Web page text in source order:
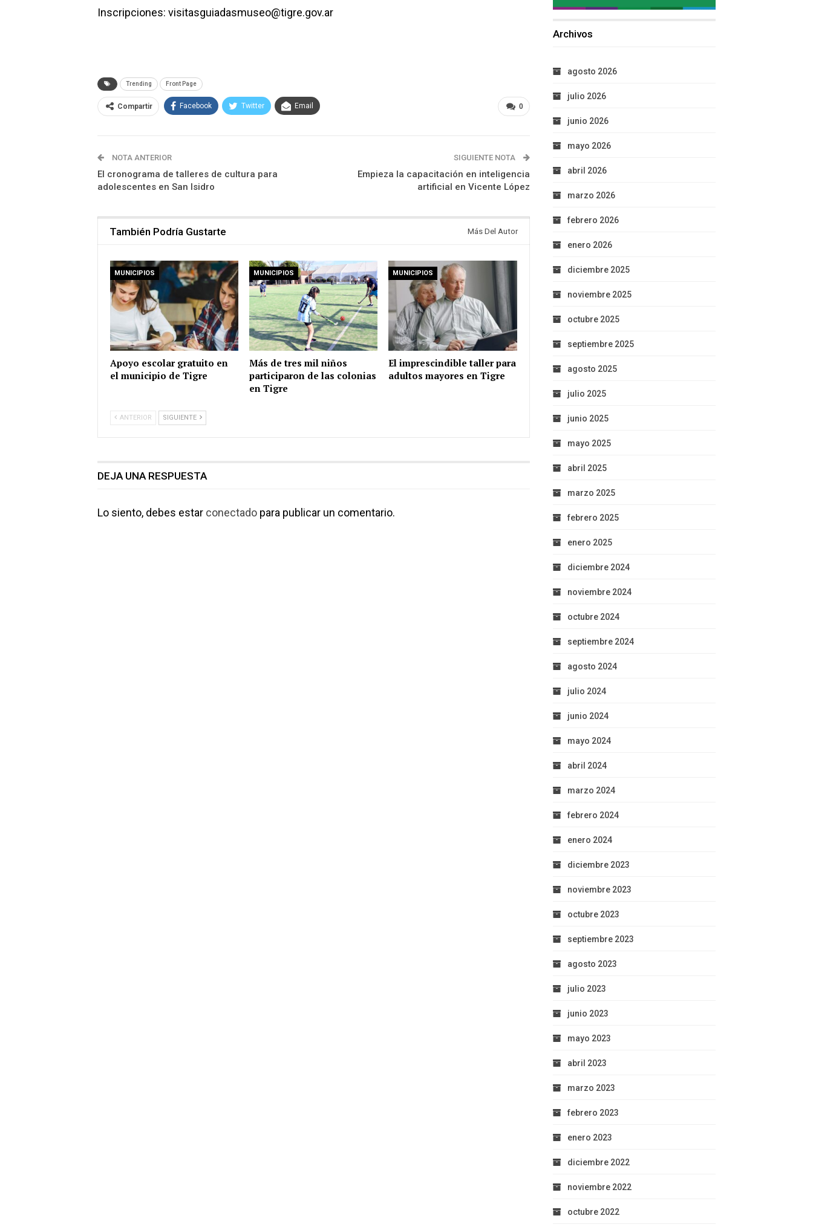
Inscripciones: visitasguiadasmuseo@tigre.gov.ar
Trending Front Page
0
Compartir Facebook Twitter Email
NOTA ANTERIOR
El cronograma de talleres de cultura para
adolescentes en San Isidro
SIGUIENTE NOTA
Empieza la capacitación en inteligencia
artificial en Vicente López
También Podría Gustarte Más Del Autor
MUNICIPIOS
Apoyo escolar gratuito en
el municipio de Tigre
MUNICIPIOS
Más de tres mil niños
participaron de las colonias
en Tigre
MUNICIPIOS
El imprescindible taller para
adultos mayores en Tigre
ANTERIOR SIGUIENTE
DEJA UNA RESPUESTA
Lo siento, debes estar conectado para publicar un comentario.
Archivos
agosto 2026
julio 2026
junio 2026
mayo 2026
abril 2026
marzo 2026
febrero 2026
enero 2026
diciembre 2025
noviembre 2025
octubre 2025
septiembre 2025
agosto 2025
julio 2025
junio 2025
mayo 2025
abril 2025
marzo 2025
febrero 2025
enero 2025
diciembre 2024
noviembre 2024
octubre 2024
septiembre 2024
agosto 2024
julio 2024
junio 2024
mayo 2024
abril 2024
marzo 2024
febrero 2024
enero 2024
diciembre 2023
noviembre 2023
octubre 2023
septiembre 2023
agosto 2023
julio 2023
junio 2023
mayo 2023
abril 2023
marzo 2023
febrero 2023
enero 2023
diciembre 2022
noviembre 2022
octubre 2022